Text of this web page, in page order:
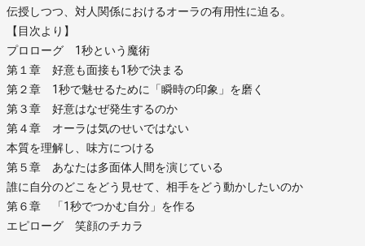
伝授しつつ、対人関係におけるオーラの有用性に迫る。
【目次より】
プロローグ 1秒という魔術
第１章 好意も面接も1秒で決まる
第２章 1秒で魅せるために「瞬時の印象」を磨く
第３章 好意はなぜ発生するのか
第４章 オーラは気のせいではない
本質を理解し、味方につける
第５章 あなたは多面体人間を演じている
誰に自分のどこをどう見せて、相手をどう動かしたいのか
第６章 「1秒でつかむ自分」を作る
エピローグ 笑顔のチカラ